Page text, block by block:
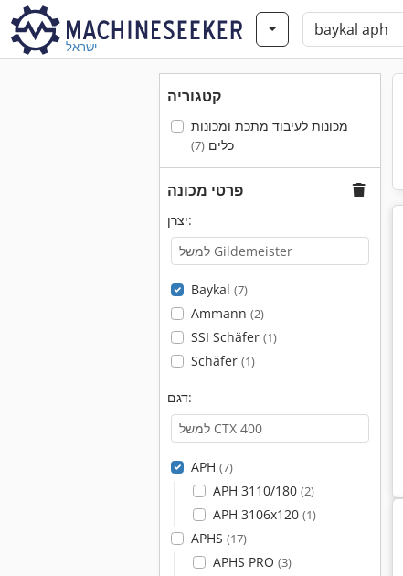
ישראל
קטגוריה
מכונות לעיבוד מתכת ומכונות
כלים(7)
פרטי מכונה
יצרן:
Baykal (7)
Ammann (2)
SSI Schäfer (1)
Schäfer (1)
דגם:
APH (7)
APH 3110/180 (2)
APH 3106x120 (1)
APHS (17)
APHS PRO (3)